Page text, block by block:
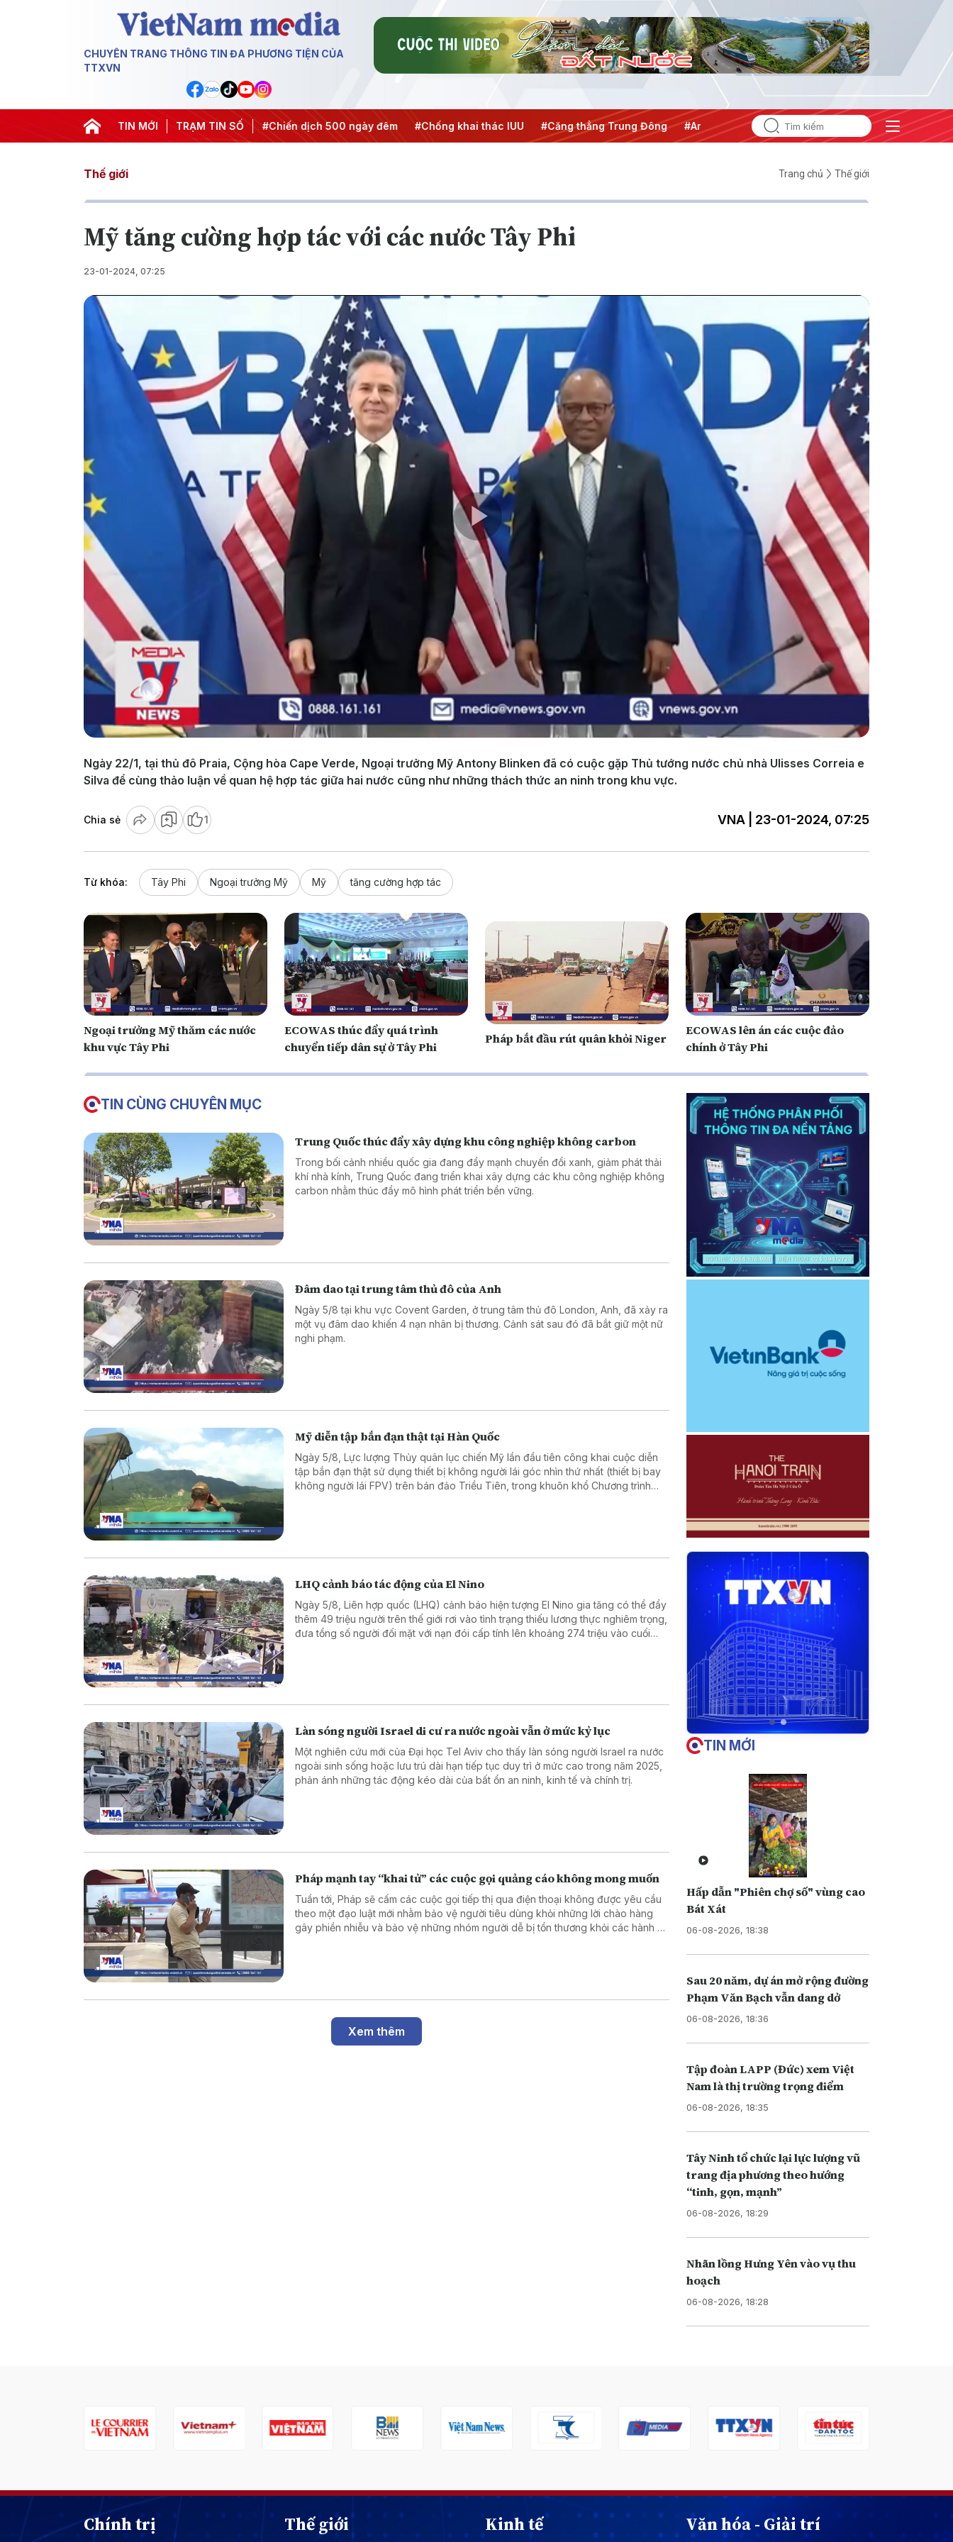
CHUYÊN TRANG THÔNG TIN ĐA PHƯƠNG TIỆN CỦA
TTXVN
TIN MỚI TRẠM TIN SỐ
#Đưa Nghị quyết thành hành động #Chiến dịch 500 ngày đêm #Chống khai thác IUU #Căng thẳng Trung Đông #An ninh năng lượng #Bảo vệ nền tảng tư tưởng của Đảng
Thế giới Trang chủ Thế giới
Mỹ tăng cường hợp tác với các nước Tây Phi
23-01-2024, 07:25
Play
Video
Ngày 22/1, tại thủ đô Praia, Cộng hòa Cape Verde, Ngoại trưởng Mỹ Antony Blinken đã có cuộc gặp Thủ tướng nước chủ nhà Ulisses Correia e
Silva để cùng thảo luận về quan hệ hợp tác giữa hai nước cũng như những thách thức an ninh trong khu vực.
Chia sẻ 1 VNA | 23-01-2024, 07:25
Từ khóa: Tây Phi Ngoại trưởng Mỹ Mỹ tăng cường hợp tác
Ngoại trưởng Mỹ thăm các nước
khu vực Tây Phi
ECOWAS thúc đẩy quá trình
chuyển tiếp dân sự ở Tây Phi
Pháp bắt đầu rút quân khỏi Niger
ECOWAS lên án các cuộc đảo
chính ở Tây Phi
TIN CÙNG CHUYÊN MỤC
Trung Quốc thúc đẩy xây dựng khu công nghiệp không carbon
Trong bối cảnh nhiều quốc gia đang đẩy mạnh chuyển đổi xanh, giảm phát thải
khí nhà kính, Trung Quốc đang triển khai xây dựng các khu công nghiệp không
carbon nhằm thúc đẩy mô hình phát triển bền vững.
Đâm dao tại trung tâm thủ đô của Anh
Ngày 5/8 tại khu vực Covent Garden, ở trung tâm thủ đô London, Anh, đã xảy ra
một vụ đâm dao khiến 4 nạn nhân bị thương. Cảnh sát sau đó đã bắt giữ một nữ
nghi phạm.
Mỹ diễn tập bắn đạn thật tại Hàn Quốc
Ngày 5/8, Lực lượng Thủy quân lục chiến Mỹ lần đầu tiên công khai cuộc diễn
tập bắn đạn thật sử dụng thiết bị không người lái góc nhìn thứ nhất (thiết bị bay
không người lái FPV) trên bán đảo Triều Tiên, trong khuôn khổ Chương trình
LHQ cảnh báo tác động của El Nino
Ngày 5/8, Liên hợp quốc (LHQ) cảnh báo hiện tượng El Nino gia tăng có thể đẩy
thêm 49 triệu người trên thế giới rơi vào tình trạng thiếu lương thực nghiêm trọng,
đưa tổng số người đối mặt với nạn đói cấp tính lên khoảng 274 triệu vào cuối
Làn sóng người Israel di cư ra nước ngoài vẫn ở mức kỷ lục
Một nghiên cứu mới của Đại học Tel Aviv cho thấy làn sóng người Israel ra nước
ngoài sinh sống hoặc lưu trú dài hạn tiếp tục duy trì ở mức cao trong năm 2025,
phản ánh những tác động kéo dài của bất ổn an ninh, kinh tế và chính trị.
Pháp mạnh tay “khai tử” các cuộc gọi quảng cáo không mong muốn
Tuần tới, Pháp sẽ cấm các cuộc gọi tiếp thị qua điện thoại không được yêu cầu
theo một đạo luật mới nhằm bảo vệ người tiêu dùng khỏi những lời chào hàng
gây phiền nhiễu và bảo vệ những nhóm người dễ bị tổn thương khỏi các hành vi
Xem thêm
TIN MỚI
Hấp dẫn "Phiên chợ số" vùng cao
Bát Xát
06-08-2026, 18:38
Sau 20 năm, dự án mở rộng đường
Phạm Văn Bạch vẫn dang dở
06-08-2026, 18:36
Tập đoàn LAPP (Đức) xem Việt
Nam là thị trường trọng điểm
06-08-2026, 18:35
Tây Ninh tổ chức lại lực lượng vũ
trang địa phương theo hướng
“tinh, gọn, mạnh”
06-08-2026, 18:29
Nhãn lồng Hưng Yên vào vụ thu
hoạch
06-08-2026, 18:28
Chính trị Thế giới Kinh tế Văn hóa - Giải trí